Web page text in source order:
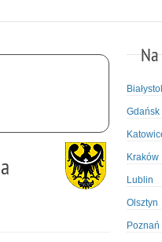
Gdańsk
Kraków
Lublin
Olsztyn
Poznań